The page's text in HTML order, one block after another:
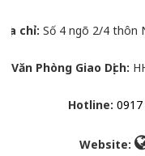
Địa chỉ: Số 4 ngõ 2/4 thôn
Văn Phòng Giao Dịch:
Hotline:
Website: